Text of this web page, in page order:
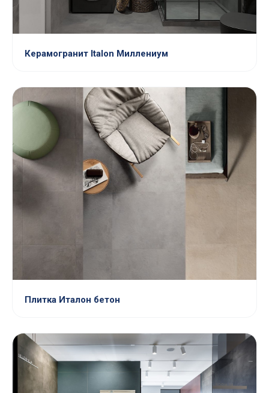
Керамогранит Italon Миллениум
Плитка Италон бетон